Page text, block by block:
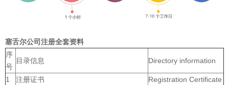
塞舌尔公司注册全套资料
序
号
目录信息 Directory information
1 注册证书 Registration Certificate